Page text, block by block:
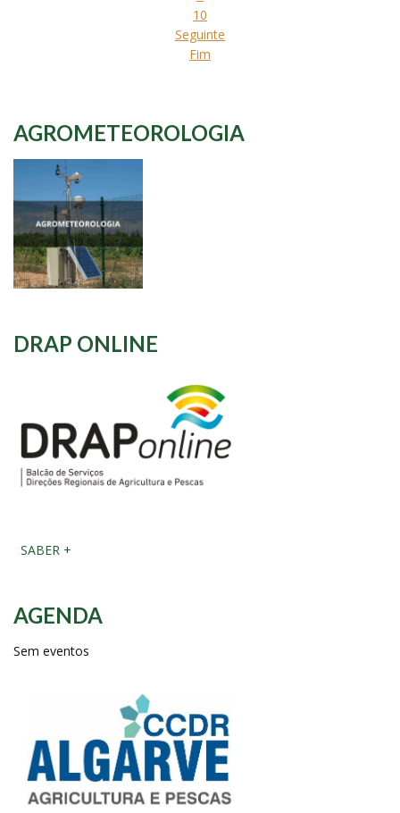
10
Seguinte
Fim
AGROMETEOROLOGIA
DRAP ONLINE
SABER +
AGENDA
Sem eventos